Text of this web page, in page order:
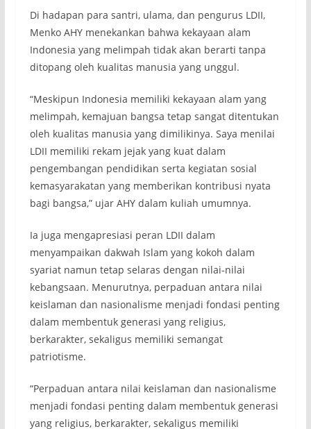
Di hadapan para santri, ulama, dan pengurus LDII,
Menko AHY menekankan bahwa kekayaan alam
Indonesia yang melimpah tidak akan berarti tanpa
ditopang oleh kualitas manusia yang unggul.
“Meskipun Indonesia memiliki kekayaan alam yang
melimpah, kemajuan bangsa tetap sangat ditentukan
oleh kualitas manusia yang dimilikinya. Saya menilai
LDII memiliki rekam jejak yang kuat dalam
pengembangan pendidikan serta kegiatan sosial
kemasyarakatan yang memberikan kontribusi nyata
bagi bangsa,” ujar AHY dalam kuliah umumnya.
Ia juga mengapresiasi peran LDII dalam
menyampaikan dakwah Islam yang kokoh dalam
syariat namun tetap selaras dengan nilai-nilai
kebangsaan. Menurutnya, perpaduan antara nilai
keislaman dan nasionalisme menjadi fondasi penting
dalam membentuk generasi yang religius,
berkarakter, sekaligus memiliki semangat
patriotisme.
“Perpaduan antara nilai keislaman dan nasionalisme
menjadi fondasi penting dalam membentuk generasi
yang religius, berkarakter, sekaligus memiliki